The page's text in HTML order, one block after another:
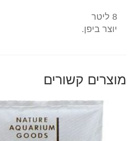
8 ליטר
יוצר ביפן.
מוצרים קשורים